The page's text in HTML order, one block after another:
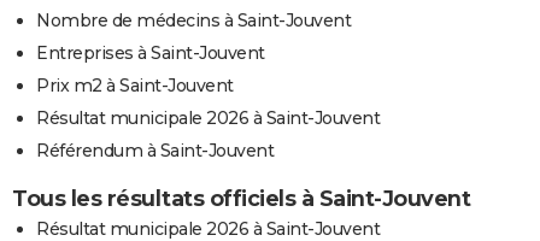
Nombre de médecins à Saint-Jouvent
Entreprises à Saint-Jouvent
Prix m2 à Saint-Jouvent
Résultat municipale 2026 à Saint-Jouvent
Référendum à Saint-Jouvent
Tous les résultats officiels à Saint-Jouvent
Résultat municipale 2026 à Saint-Jouvent